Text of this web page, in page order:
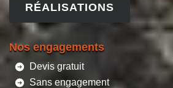
RÉALISATIONS
Nos engagements
Devis gratuit
Sans engagement